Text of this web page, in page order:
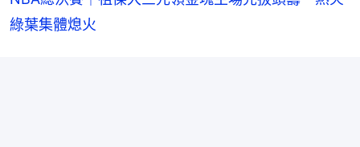
綠葉集體熄火